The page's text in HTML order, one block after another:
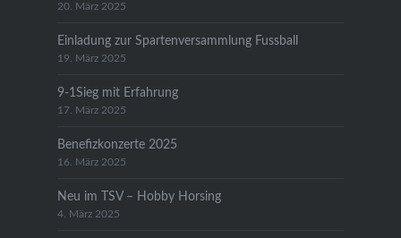
20. März 2025
Einladung zur Spartenversammlung Fussball
19. März 2025
9-1Sieg mit Erfahrung
17. März 2025
Benefizkonzerte 2025
16. März 2025
Neu im TSV – Hobby Horsing
4. März 2025